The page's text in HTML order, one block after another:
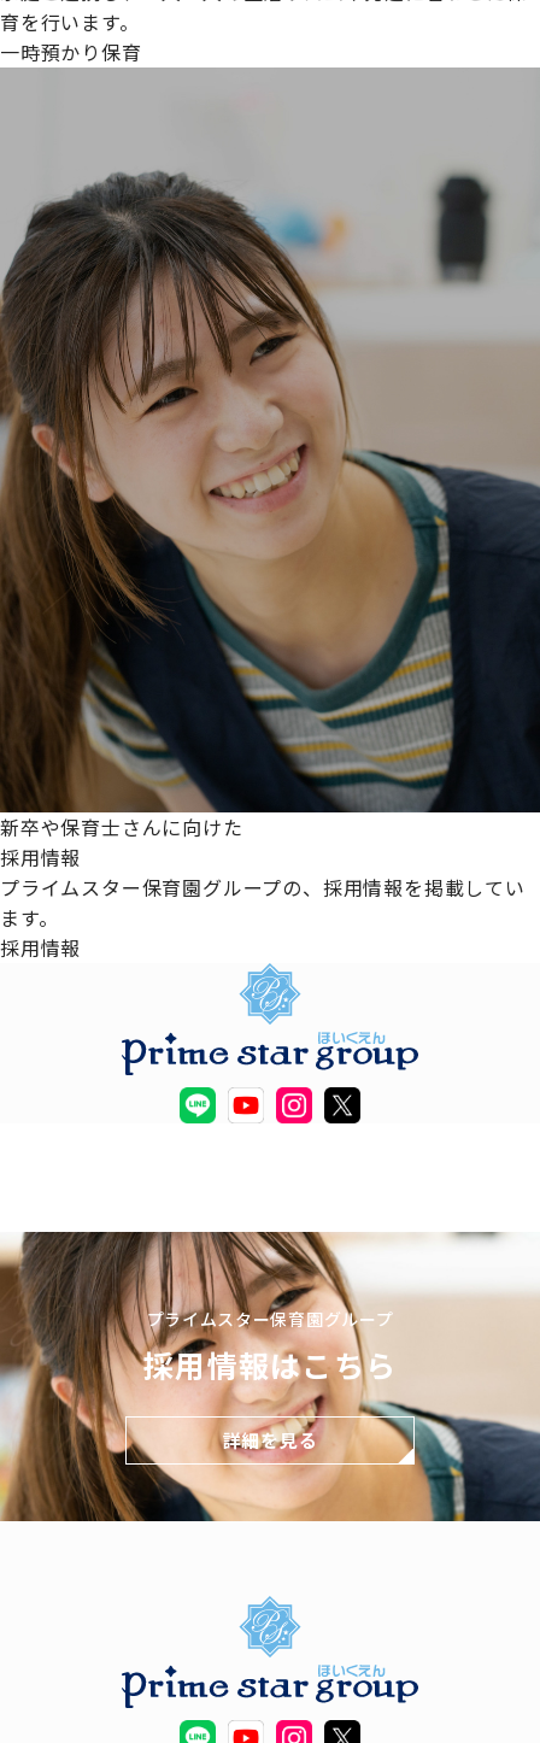
育を行います。
一時預かり保育
新卒や保育士さんに向けた
採用情報
プライムスター保育園グループの、採用情報を掲載してい
ます。
採用情報
プライムスター保育園グループ
採用情報はこちら
詳細を見る